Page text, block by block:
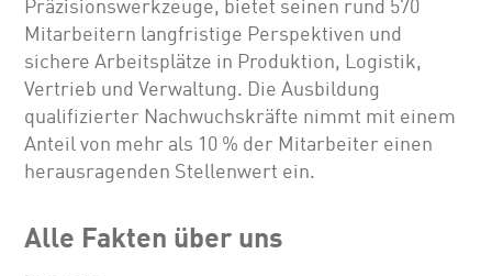
Präzisionswerkzeuge, bietet seinen rund 570
Mitarbeitern langfristige Perspektiven und
sichere Arbeitsplätze in Produktion, Logistik,
Vertrieb und Verwaltung. Die Ausbildung
qualifizierter Nachwuchskräfte nimmt mit einem
Anteil von mehr als 10 % der Mitarbeiter einen
herausragenden Stellenwert ein.
Alle Fakten über uns